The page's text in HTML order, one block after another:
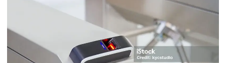
Catraca eletrônica com biometria
Catraca eletrônica biométrica